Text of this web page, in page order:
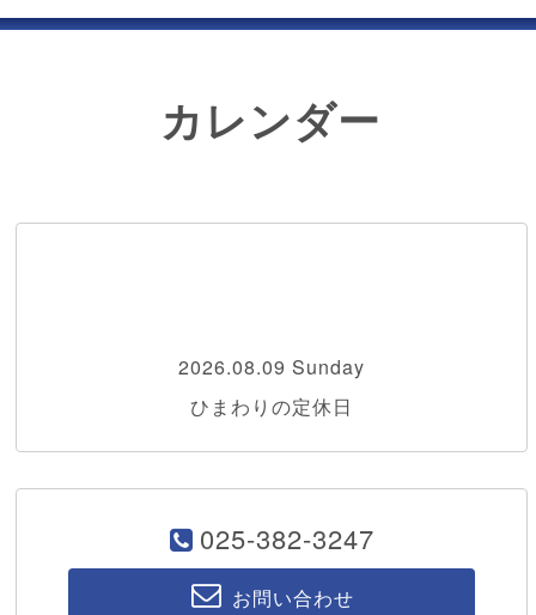
カレンダー
2026.08.09 Sunday
ひまわりの定休日
025-382-3247
お問い合わせ